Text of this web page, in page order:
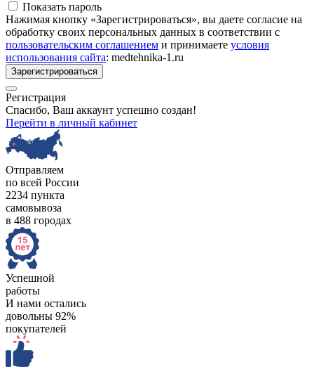
Показать пароль
Нажимая кнопку «Зарегистрироваться», вы даете согласие на
обработку своих персональных данных в соответствии с
пользовательским соглашением и принимаете условия
использования сайта: medtehnika-1.ru
Зарегистрироваться
Регистрация
Спасибо, Ваш аккаунт успешно создан!
Перейти в личный кабинет
Отправляем
по всей России
2234 пункта
самовывоза
в 488 городах
Успешной
работы
И нами остались
довольны 92%
покупателей